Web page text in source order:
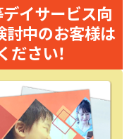
デイサービス向
討中のお客様は
ださい！